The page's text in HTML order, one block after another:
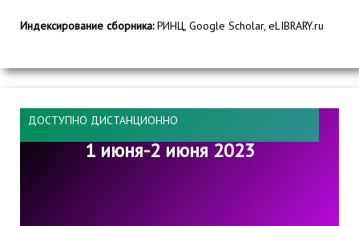
Индексирование сборника:РИНЦ, Google Scholar, eLIBRARY.ru
ДОСТУПНО ДИСТАНЦИОННО
1 июня-2 июня 2023